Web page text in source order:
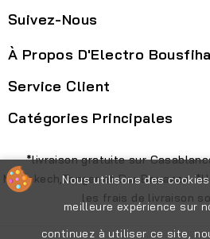
Suivez-Nous
À Propos D'Electro Bousfiha
Service Client
Catégories Principales
Nous utilisons des
meilleure expérience sur
continuez à utiliser ce site,
*livraison gratuite sur
Marrakech,Tanger et Dar Bouazza.
les frais de livraison